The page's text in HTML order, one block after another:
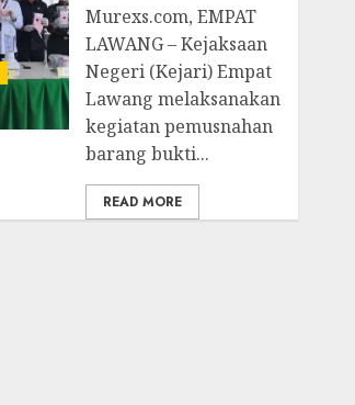
‎Murexs.com, EMPAT
LAWANG – Kejaksaan
Negeri (Kejari) Empat
Lawang melaksanakan
kegiatan pemusnahan
barang bukti...
READ MORE